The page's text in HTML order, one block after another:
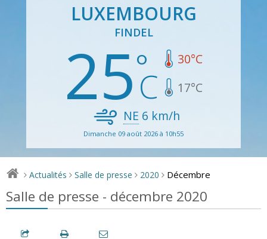
LUXEMBOURG
FINDEL
25 30°C
17°C
NE 6 km/h
Dimanche 09 août 2026 à 10h55
> Actualités > Salle de presse > 2020 > Décembre
Salle de presse - décembre 2020